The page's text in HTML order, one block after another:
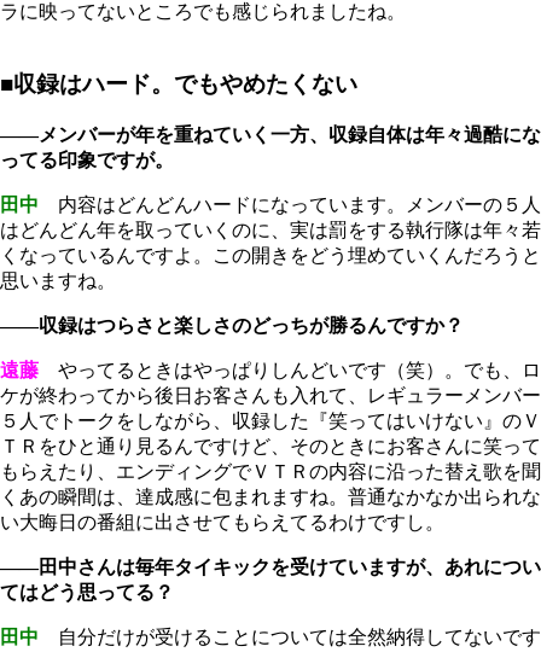
ラに映ってないところでも感じられましたね。
■収録はハード。でもやめたくない
――メンバーが年を重ねていく一方、収録自体は年々過酷にな
ってる印象ですが。
田中 内容はどんどんハードになっています。メンバーの５人
はどんどん年を取っていくのに、実は罰をする執行隊は年々若
くなっているんですよ。この開きをどう埋めていくんだろうと
思いますね。
――収録はつらさと楽しさのどっちが勝るんですか？
遠藤 やってるときはやっぱりしんどいです（笑）。でも、ロ
ケが終わってから後日お客さんも入れて、レギュラーメンバー
５人でトークをしながら、収録した『笑ってはいけない』のＶ
ＴＲをひと通り見るんですけど、そのときにお客さんに笑って
もらえたり、エンディングでＶＴＲの内容に沿った替え歌を聞
くあの瞬間は、達成感に包まれますね。普通なかなか出られな
い大晦日の番組に出させてもらえてるわけですし。
――田中さんは毎年タイキックを受けていますが、あれについ
てはどう思ってる？
田中 自分だけが受けることについては全然納得してないです